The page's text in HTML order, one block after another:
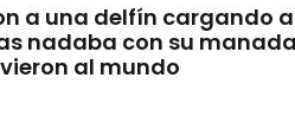
a una delfín cargando
nadaba con su
al mundo